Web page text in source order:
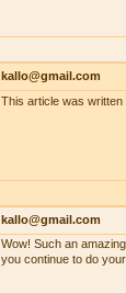
kallo@gmail.com
This article was written
kallo@gmail.com
Wow! Such an
you continue to do